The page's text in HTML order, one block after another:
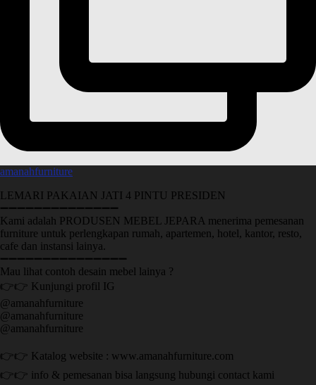
amanahfurniture
LEMARI PAKAIAN JATI 4 PINTU PRESIDEN
➖➖➖➖➖➖➖➖➖➖➖➖➖➖
Kami adalah PRODUSEN MEBEL JEPARA menerima pemesanan
furniture untuk perlengkapan rumah, apartemen, hotel, kantor, resto,
cafe dan instansi lainya.
➖➖➖➖➖➖➖➖➖➖➖➖➖➖➖
Mau lihat contoh desain mebel lainya ?
👉👉 Kunjungi profil IG
@amanahfurniture
@amanahfurniture
@amanahfurniture
👉👉 Katalog website : www.amanahfurniture.com
👉👉 info & pemesanan bisa langsung hubungi contact kami